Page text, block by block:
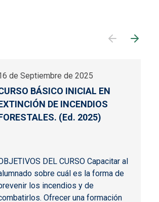
de Septiembre de 2025
BÁSICO INICIAL EN
DE INCENDIOS
(Ed. 2025)
DEL CURSO Capacitar al
sobre cuál es la forma de
los incendios y de
Ofrecer una formación